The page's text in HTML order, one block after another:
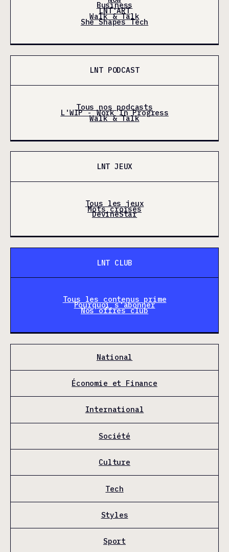
Business
LNT'ART
Walk & Talk
She Shapes Tech
LNT PODCAST
Tous nos podcasts
L'WIP - Work In Progress
Walk & Talk
LNT JEUX
Tous les jeux
Mots croisés
DevineStar
LNT CLUB
Tous les contenus prime
Pourquoi s'abonner
Nos offres club
National
Économie et Finance
International
Société
Culture
Tech
Styles
Sport